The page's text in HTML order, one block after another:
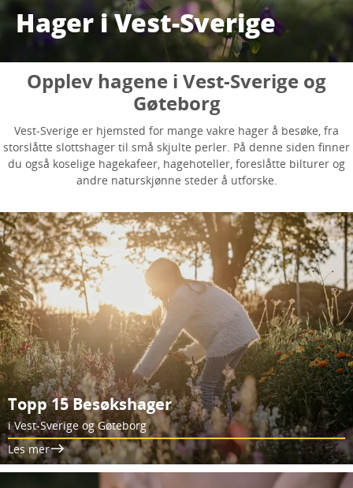
Hager i Vest-Sverige
Opplev hagene i Vest-Sverige og
Gøteborg
Vest-Sverige er hjemsted for mange vakre hager å besøke, fra
storslåtte slottshager til små skjulte perler. På denne siden finner
du også koselige hagekafeer, hagehoteller, foreslåtte bilturer og
andre naturskjønne steder å utforske.
Topp 15 Besøkshager
i Vest-Sverige og Gøteborg
Les mer